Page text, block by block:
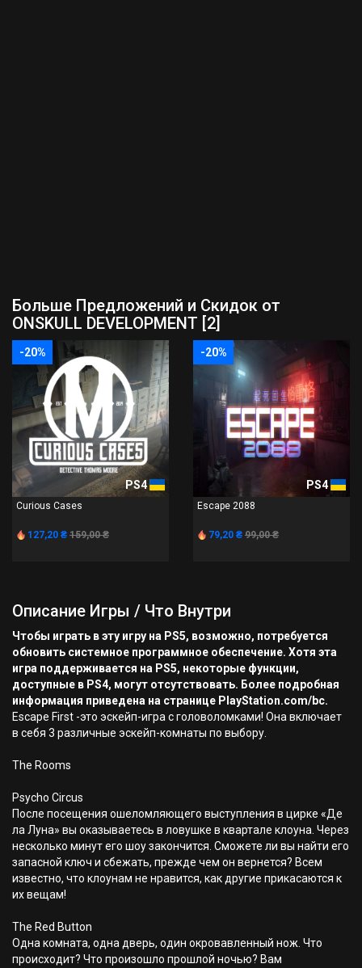
Больше Предложений и Скидок от
ONSKULL DEVELOPMENT [2]
-20%
PS4
Curious Cases
127,20 ₴ 159,00 ₴
-20%
PS4
Escape 2088
79,20 ₴ 99,00 ₴
Описание Игры / Что Внутри
Чтобы играть в эту игру на PS5, возможно, потребуется
обновить системное программное обеспечение. Хотя эта
игра поддерживается на PS5, некоторые функции,
доступные в PS4, могут отсутствовать. Более подробная
информация приведена на странице PlayStation.com/bc.
Escape First -это эскейп-игра с головоломками! Она включает
в себя 3 различные эскейп-комнаты по выбору.
The Rooms
Psycho Circus
После посещения ошеломляющего выступления в цирке «Де
ла Луна» вы оказываетесь в ловушке в квартале клоуна. Через
несколько минут его шоу закончится. Сможете ли вы найти его
запасной ключ и сбежать, прежде чем он вернется? Всем
известно, что клоунам не нравится, как другие прикасаются к
их вещам!
The Red Button
Одна комната, одна дверь, один окровавленный нож. Что
происходит? Что произошло прошлой ночью? Вам